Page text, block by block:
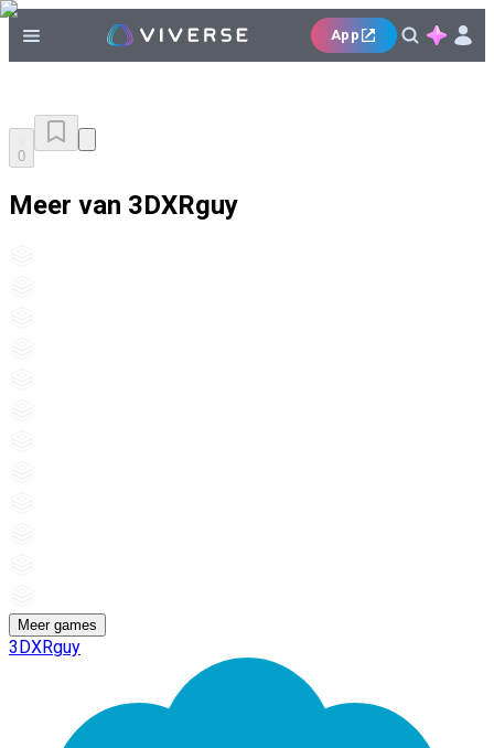
App
0
Meer van 3DXRguy
Meer games
3DXRguy